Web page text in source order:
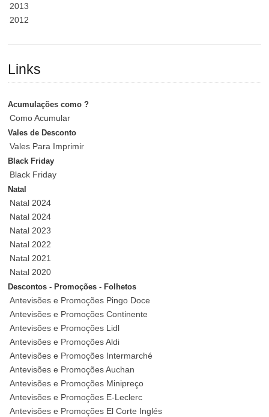
2013
2012
Links
Acumulações como ?
Como Acumular
Vales de Desconto
Vales Para Imprimir
Black Friday
Black Friday
Natal
Natal 2024
Natal 2024
Natal 2023
Natal 2022
Natal 2021
Natal 2020
Descontos - Promoções - Folhetos
Antevisões e Promoções Pingo Doce
Antevisões e Promoções Continente
Antevisões e Promoções Lidl
Antevisões e Promoções Aldi
Antevisões e Promoções Intermarché
Antevisões e Promoções Auchan
Antevisões e Promoções Minipreço
Antevisões e Promoções E-Leclerc
Antevisões e Promoções El Corte Inglés